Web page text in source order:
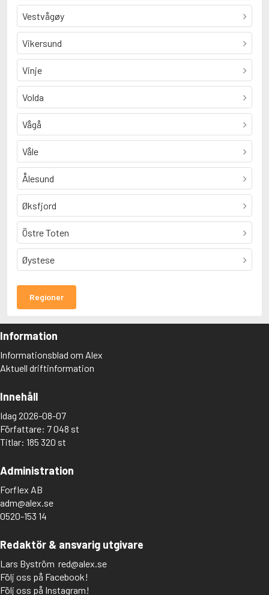
Vestvågøy
Vikersund
Vinje
Volda
Vågå
Våle
Ålesund
Øksfjord
Östre Toten
Øystese
Regioner
Information
Informationsblad om Alex
Aktuell driftinformation
Innehåll
Idag 2026-08-07
Författare: 7 048 st
Titlar: 185 320 st
Administration
Forflex AB
adm@alex.se
0520-153 14
Redaktör & ansvarig utgivare
Lars Byström red@alex.se
Följ oss på Facebook!
Följ oss på Instagram!